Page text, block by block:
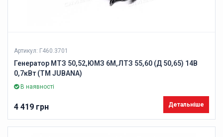
Артикул: Г460.3701
Генератор МТЗ 50,52,ЮМЗ 6М,ЛТЗ 55,60 (Д 50,65) 14В
0,7кВт (ТМ JUBANA)
В наявності
4 419 грн Детальніше